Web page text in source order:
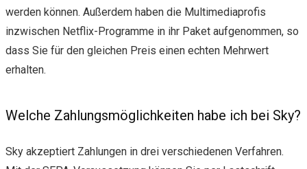
werden können. Außerdem haben die Multimediaprofis
inzwischen Netflix-Programme in ihr Paket aufgenommen, so
dass Sie für den gleichen Preis einen echten Mehrwert
erhalten.
Welche Zahlungsmöglichkeiten habe ich bei Sky?
Sky akzeptiert Zahlungen in drei verschiedenen Verfahren.